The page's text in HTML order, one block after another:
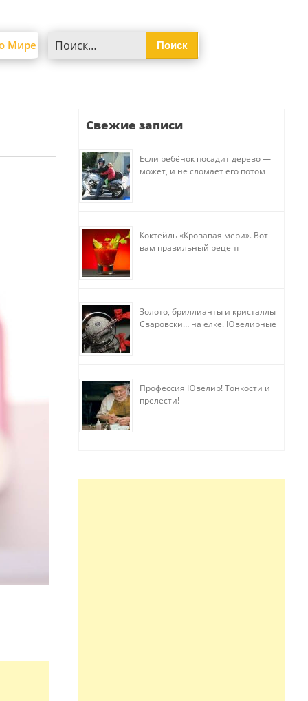
Мире
Свежие записи
Если ребёнок посадит дерево —
может, и не сломает его потом
Коктейль «Кровавая мери». Вот
вам правильный рецепт
Золото, бриллианты и кристаллы
Сваровски… на елке. Ювелирные
Профессия Ювелир! Тонкости и
прелести!